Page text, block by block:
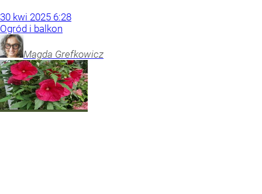
30 kwi 2025 6:28
Ogród i balkon
Magda Grefkowicz